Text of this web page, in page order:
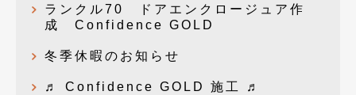
ランクル70 ドアエンクロージュア作
成 Confidence GOLD
冬季休暇のお知らせ
♬ Confidence GOLD 施工 ♬